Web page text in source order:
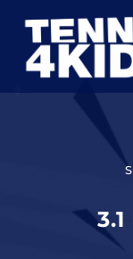
Inhalt
springen